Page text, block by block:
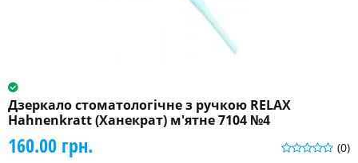
Дзеркало стоматологічне з ручкою RELAX
Hahnenkratt (Ханекрат) м'ятне 7104 №4
(0)
160.00 грн.